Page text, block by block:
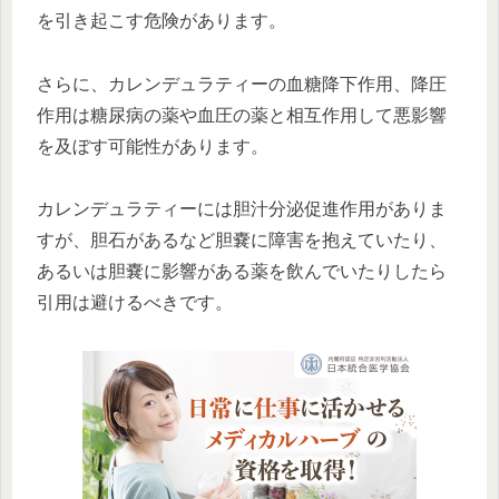
を引き起こす危険があります。
さらに、カレンデュラティーの血糖降下作用、降圧
作用は糖尿病の薬や血圧の薬と相互作用して悪影響
を及ぼす可能性があります。
カレンデュラティーには胆汁分泌促進作用がありま
すが、胆石があるなど胆嚢に障害を抱えていたり、
あるいは胆嚢に影響がある薬を飲んでいたりしたら
引用は避けるべきです。